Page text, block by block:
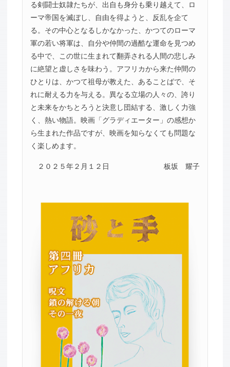
る剣闘士奴隷たちが、出自も身分も乗り越えて、ロ
ーマ帝国を滅ぼし、自由を得ようと、反乱を企て
る。その中心となるしかなかった、かつてのローマ
軍の若い将軍は、自分や仲間の過酷な運命を見つめ
る中で、この世に生まれて翻弄される人間の悲しみ
に絶望と虚しさを味わう。アフリカから来た仲間の
ひとりは、かつて祖母が教えた、あることばで、そ
れに耐える力を与える。異なる立場の人々の、誇り
と未来をかちとろうと決意し団結する、激しく力強
く、熱い物語。映画「グラディエーター」の感想か
ら生まれた作品ですが、映画を知らなくても問題な
く楽しめます。
２０２５年２月１２日 板坂 耀子